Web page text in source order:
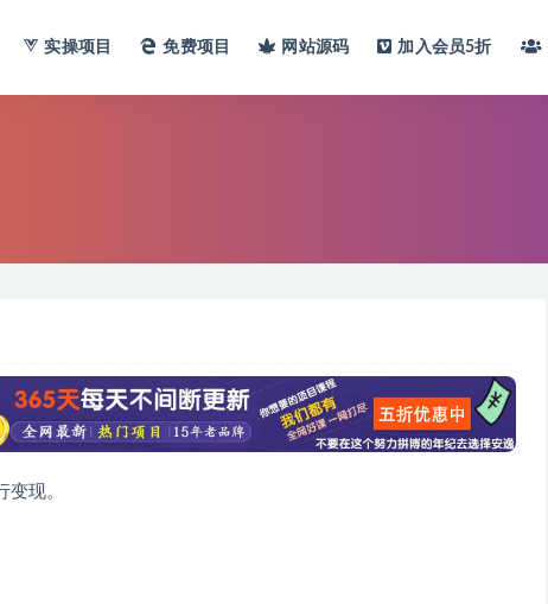
实操项目 免费项目 网站源码 加入会员5折
现。